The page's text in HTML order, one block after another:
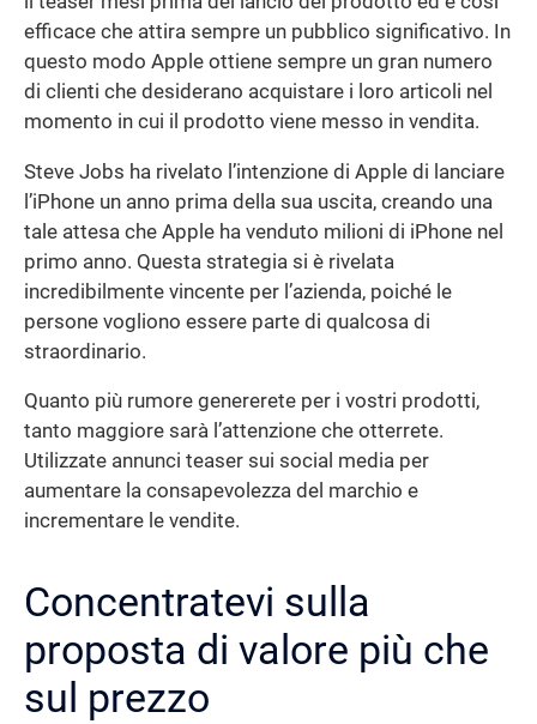
efficace che attira sempre un pubblico significativo. In
questo modo Apple ottiene sempre un gran numero
di clienti che desiderano acquistare i loro articoli nel
momento in cui il prodotto viene messo in vendita.
Steve Jobs ha rivelato l’intenzione di Apple di lanciare
l’iPhone un anno prima della sua uscita, creando una
tale attesa che Apple ha venduto milioni di iPhone nel
primo anno. Questa strategia si è rivelata
incredibilmente vincente per l’azienda, poiché le
persone vogliono essere parte di qualcosa di
straordinario.
Quanto più rumore genererete per i vostri prodotti,
tanto maggiore sarà l’attenzione che otterrete.
Utilizzate annunci teaser sui social media per
aumentare la consapevolezza del marchio e
incrementare le vendite.
Concentratevi sulla
proposta di valore più che
sul prezzo